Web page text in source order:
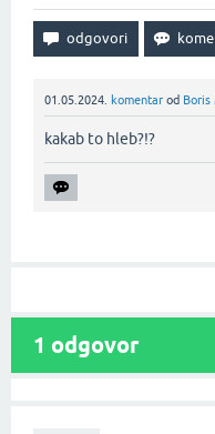
01.05.2024. komentar od Boris
kakab to hleb?!?‌
1 odgovor